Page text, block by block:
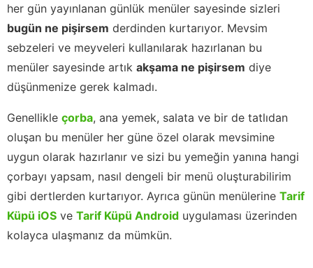
her gün yayınlanan günlük menüler sayesinde sizleri
bugün ne pişirsem derdinden kurtarıyor. Mevsim
sebzeleri ve meyveleri kullanılarak hazırlanan bu
menüler sayesinde artık akşama ne pişirsem diye
düşünmenize gerek kalmadı.
Genellikle çorba, ana yemek, salata ve bir de tatlıdan
oluşan bu menüler her güne özel olarak mevsimine
uygun olarak hazırlanır ve sizi bu yemeğin yanına hangi
çorbayı yapsam, nasıl dengeli bir menü oluşturabilirim
gibi dertlerden kurtarıyor. Ayrıca günün menülerine Tarif
Küpü iOS ve Tarif Küpü Android uygulaması üzerinden
kolayca ulaşmanız da mümkün.